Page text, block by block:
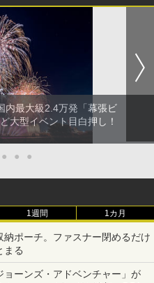
内最大級2.4万発「幕張ビ
大型イベント目白押し！
● ● ●
1週間 1カ月
ポーチ。ファスナー閉めるだけ
まる
ーンズ・アドベンチャー」が